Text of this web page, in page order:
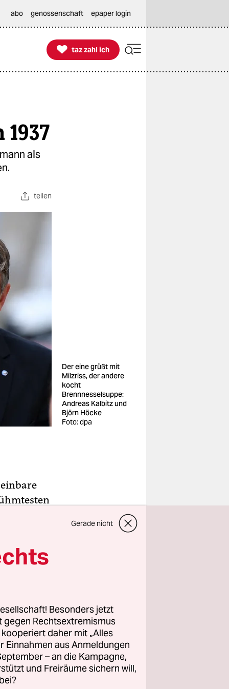
abo genossenschaft epaper login

taz zahl ich
taz zahl ich
als
teilen
Der eine grüßt mit
Milzriss, der andere
kocht
Brennnesselsuppe:
Andreas Kalbitz und
Björn Höcke
Foto: dpa
– ein
hat
geht
zu
keiner
Gerade nicht
Besonders jetzt
gegen Rechtsextremismus
daher mit „Alles
Einnahmen aus Anmeldungen
– an die Kampagne,
und Freiräume sichern will,